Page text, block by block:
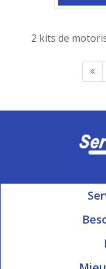
2 kits de